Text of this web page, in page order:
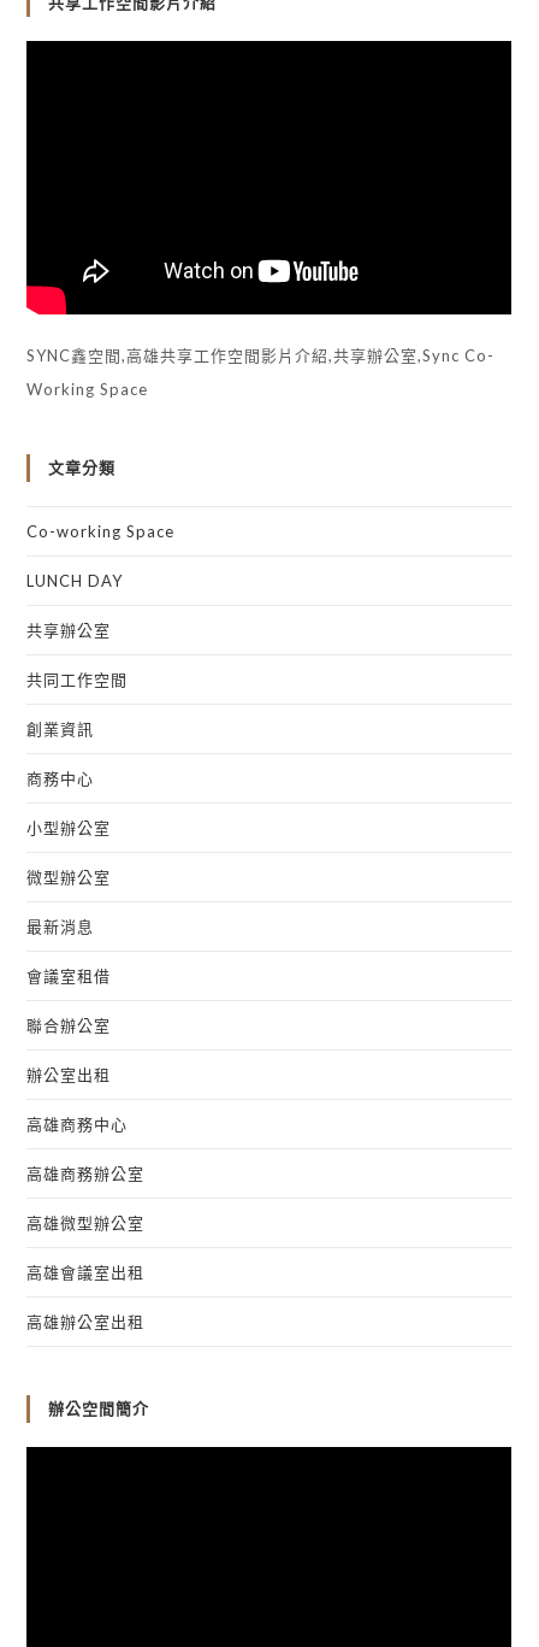
SYNC鑫空間,高雄共享工作空間影片介紹,共享辦公室,Sync Co-
Working Space
文章分類
Co-working Space
LUNCH DAY
共享辦公室
共同工作空間
創業資訊
商務中心
小型辦公室
微型辦公室
最新消息
會議室租借
聯合辦公室
辦公室出租
高雄商務中心
高雄商務辦公室
高雄微型辦公室
高雄會議室出租
高雄辦公室出租
辦公空間簡介